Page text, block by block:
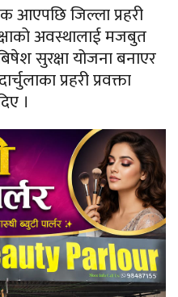
आएपछि जिल्ला प्रहरी
अवस्थालाई मजबुत
सुरक्षा योजना बनाएर
प्रहरी प्रवक्ता
।